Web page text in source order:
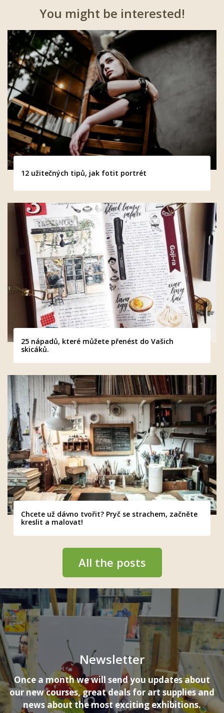
You might be interested!
12 užitečných tipů, jak fotit portrét
25 nápadů, které můžete přenést do Vašich
skicáků.
Chcete už dávno tvořit? Pryč se strachem, začněte
kreslit a malovat!
All the posts
Newsletter
Once a month we will send you updates about
our new courses, great deals for art supplies and
news about the most exciting exhibitions.